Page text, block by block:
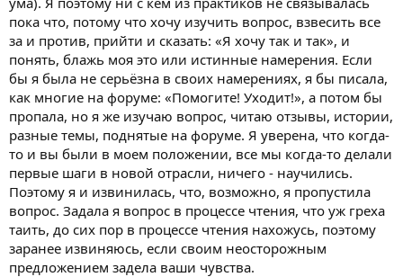
пока что, потому что хочу изучить вопрос, взвесить все
за и против, прийти и сказать: «Я хочу так и так», и
понять, блажь моя это или истинные намерения. Если
бы я была не серьёзна в своих намерениях, я бы писала,
как многие на форуме: «Помогите! Уходит!», а потом бы
пропала, но я же изучаю вопрос, читаю отзывы, истории,
разные темы, поднятые на форуме. Я уверена, что когда-
то и вы были в моем положении, все мы когда-то делали
первые шаги в новой отрасли, ничего - научились.
Поэтому я и извинилась, что, возможно, я пропустила
вопрос. Задала я вопрос в процессе чтения, что уж греха
таить, до сих пор в процессе чтения нахожусь, поэтому
заранее извиняюсь, если своим неосторожным
предложением задела ваши чувства.